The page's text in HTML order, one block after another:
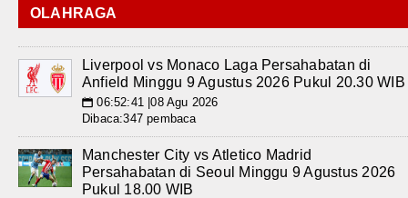
OLAHRAGA
Liverpool vs Monaco Laga Persahabatan di
Anfield Minggu 9 Agustus 2026 Pukul 20.30 WIB
📅 06:52:41 |08 Agu 2026
Dibaca:347 pembaca
Manchester City vs Atletico Madrid
Persahabatan di Seoul Minggu 9 Agustus 2026
Pukul 18.00 WIB